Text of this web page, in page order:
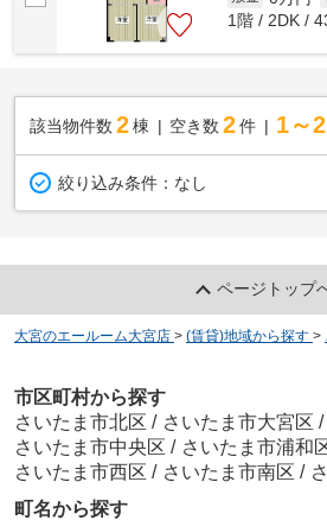
1階 / 2DK /
該当物件数 2棟 空き数 2 件 1～2
絞り込み条件： なし
ページトップ
大宮のエールーム大宮店 > (賃貸)地域から探す >
市区町村から探す
さいたま市北区 / さいたま市大宮区 /
さいたま市中央区 / さいたま市浦和
さいたま市西区 / さいたま市南区 /
町名から探す